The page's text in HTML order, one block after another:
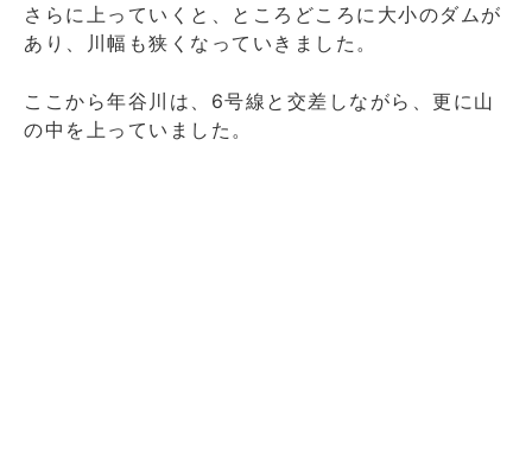
さらに上っていくと、ところどころに大小のダムが
あり、川幅も狭くなっていきました。
ここから年谷川は、6号線と交差しながら、更に山
の中を上っていました。